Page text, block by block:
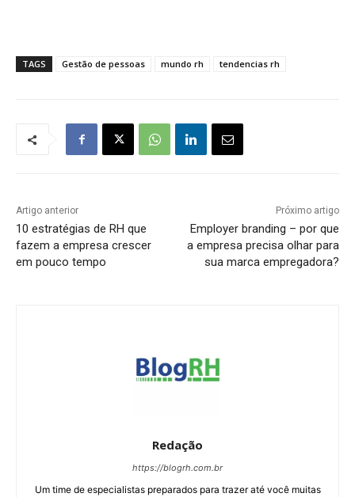
TAGS Gestão de pessoas mundo rh tendencias rh
Artigo anterior
10 estratégias de RH que
fazem a empresa crescer
em pouco tempo
Próximo artigo
Employer branding – por que
a empresa precisa olhar para
sua marca empregadora?
Redação
https://blogrh.com.br
Um time de especialistas preparados para trazer até você muitas